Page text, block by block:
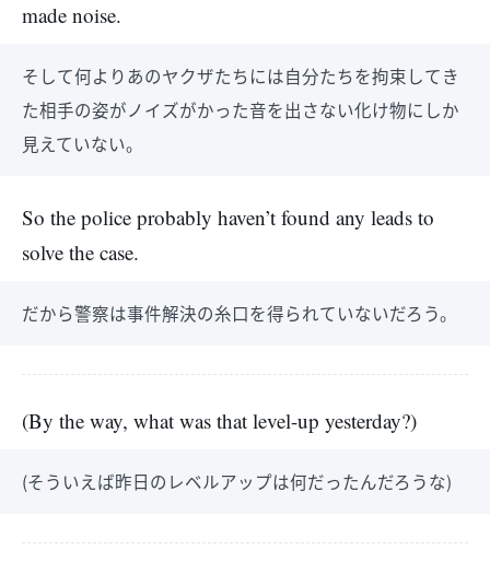
made noise.
そして何よりあのヤクザたちには自分たちを拘束してき
た相手の姿がノイズがかった音を出さない化け物にしか
見えていない。
So the police probably haven’t found any leads to
solve the case.
だから警察は事件解決の糸口を得られていないだろう。
(By the way, what was that level-up yesterday?)
(そういえば昨日のレベルアップは何だったんだろうな)